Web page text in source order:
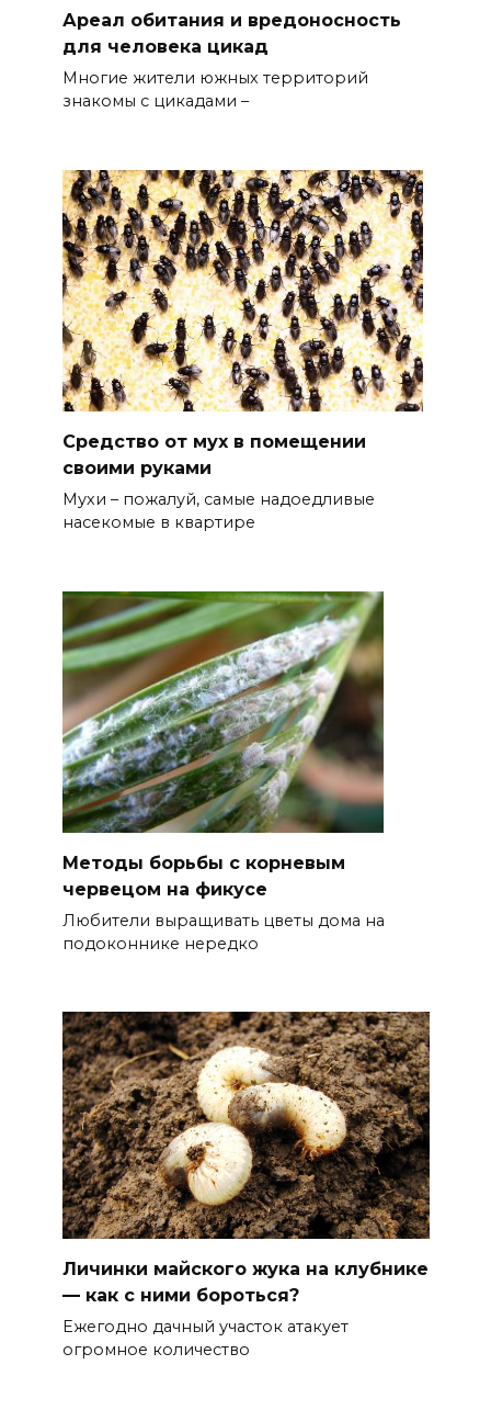
Ареал обитания и вредоносность
для человека цикад
Многие жители южных территорий
знакомы с цикадами –
Средство от мух в помещении
своими руками
Мухи – пожалуй, самые надоедливые
насекомые в квартире
Методы борьбы с корневым
червецом на фикусе
Любители выращивать цветы дома на
подоконнике нередко
Личинки майского жука на клубнике
— как с ними бороться?
Ежегодно дачный участок атакует
огромное количество